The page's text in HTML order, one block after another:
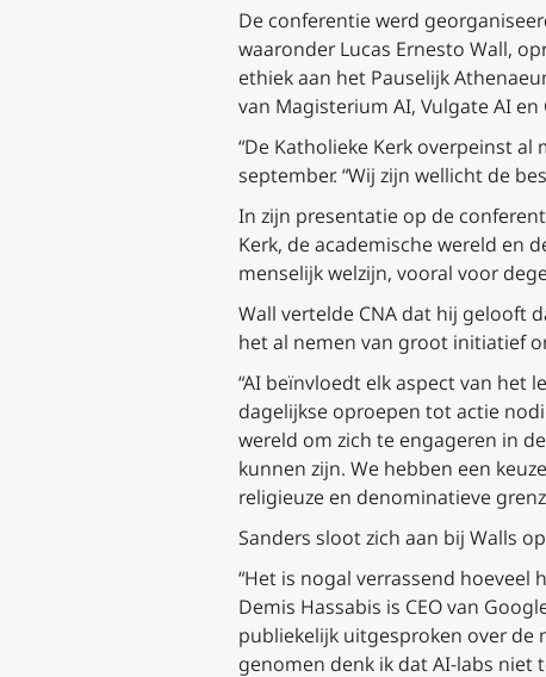
De conferentie werd
waaronder Lucas Ernesto Wall,
ethiek aan het Pauselijk
van Magisterium AI, Vulgate AI
“De Katholieke Kerk overpeinst
september. “Wij zijn wellicht de
In zijn presentatie op de
Kerk, de academische wereld en
menselijk welzijn, vooral voor
Wall vertelde CNA dat hij gelooft
het al nemen van groot initiatief
“AI beïnvloedt elk aspect van het
dagelijkse oproepen tot actie
wereld om zich te engageren in
kunnen zijn. We hebben een
religieuze en denominatieve
Sanders sloot zich aan bij Walls
“Het is nogal verrassend hoeveel
Demis Hassabis is CEO van
publiekelijk uitgesproken over de
genomen denk ik dat AI-labs niet